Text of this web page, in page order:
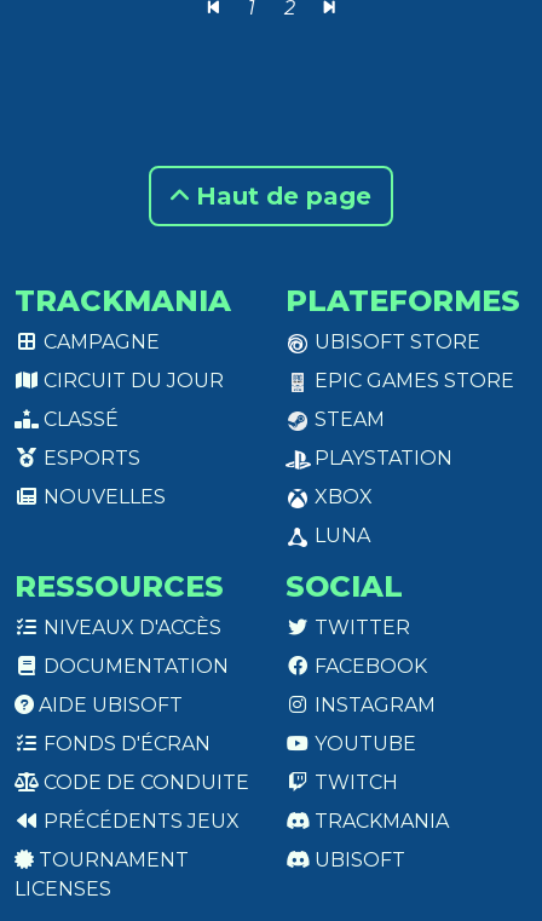
1 2
Haut de page
TRACKMANIA
CAMPAGNE
CIRCUIT DU JOUR
CLASSÉ
ESPORTS
NOUVELLES
PLATEFORMES
UBISOFT STORE
EPIC GAMES STORE
STEAM
PLAYSTATION
XBOX
LUNA
RESSOURCES
NIVEAUX D'ACCÈS
DOCUMENTATION
AIDE UBISOFT
FONDS D'ÉCRAN
CODE DE CONDUITE
PRÉCÉDENTS JEUX
TOURNAMENT
LICENSES
SOCIAL
TWITTER
FACEBOOK
INSTAGRAM
YOUTUBE
TWITCH
TRACKMANIA
UBISOFT